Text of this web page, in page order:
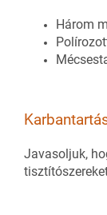
Három
Javasoljuk,